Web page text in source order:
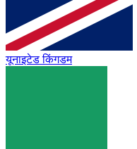
यूनाइटेड किंगडम